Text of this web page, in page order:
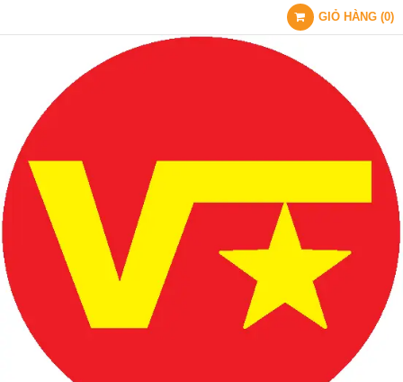
GIỎ HÀNG (0)